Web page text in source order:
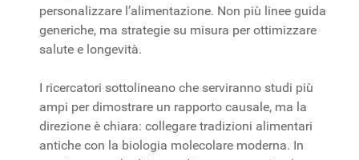
personalizzare l’alimentazione. Non più linee guida
generiche, ma strategie su misura per ottimizzare
salute e longevità.
I ricercatori sottolineano che serviranno studi più
ampi per dimostrare un rapporto causale, ma la
direzione è chiara: collegare tradizioni alimentari
antiche con la biologia molecolare moderna. In